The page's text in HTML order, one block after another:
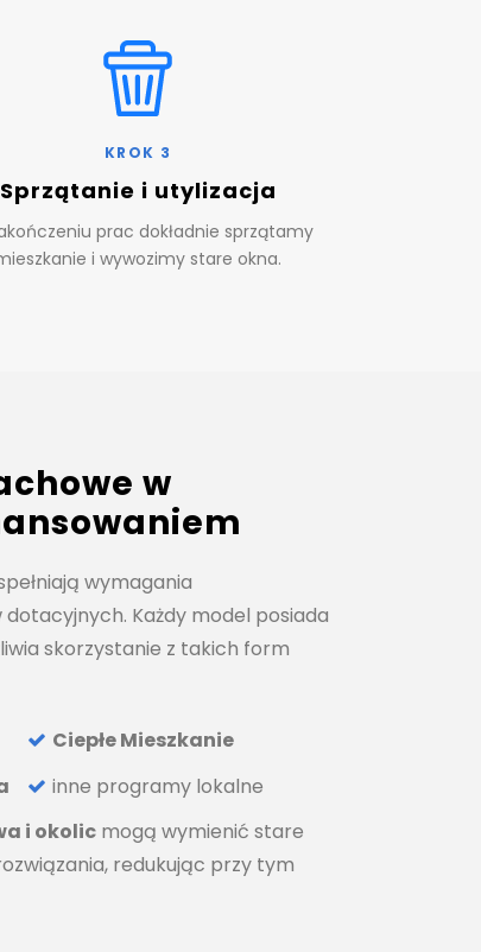
KROK 3
Sprzątanie i utylizacja
prac dokładnie sprzątamy
i wywozimy stare okna.
w
wymagania
Każdy model posiada
skorzystanie z takich form
Ciepłe Mieszkanie
inne programy lokalne
i okolic mogą wymienić stare
redukując przy tym